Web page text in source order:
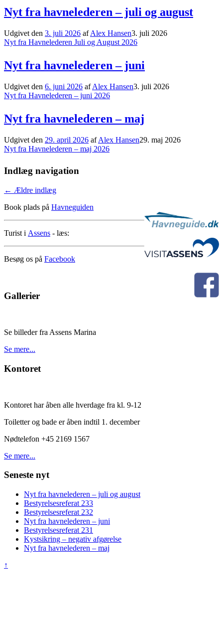
Nyt fra havnelederen – juli og august
Udgivet den 3. juli 2026 afAlex Hansen3. juli 2026
Nyt fra Havnelederen Juli og August 2026
Nyt fra havnelederen – juni
Udgivet den 6. juni 2026 afAlex Hansen3. juli 2026
Nyt fra Havnelederen – juni 2026
Nyt fra havnelederen – maj
Udgivet den 29. april 2026 afAlex Hansen29. maj 2026
Nyt fra Havnelederen – maj 2026
Indlæg navigation
← Ældre indlæg
Book plads på Havneguiden
Turist i Assens - læs:
Besøg os på Facebook
Gallerier
Se billeder fra Assens Marina
Se mere...
Kontoret
Kontoret har åben alle hverdage fra kl. 9-12
Toiletter og bade er åben indtil 1. december
Nødtelefon +45 2169 1567
Se mere...
Seneste nyt
Nyt fra havnelederen – juli og august
Bestyrelsesreferat 233
Bestyrelsesreferat 232
Nyt fra havnelederen – juni
Bestyrelsesreferat 231
Kystsikring – negativ afgørelse
Nyt fra havnelederen – maj
↑